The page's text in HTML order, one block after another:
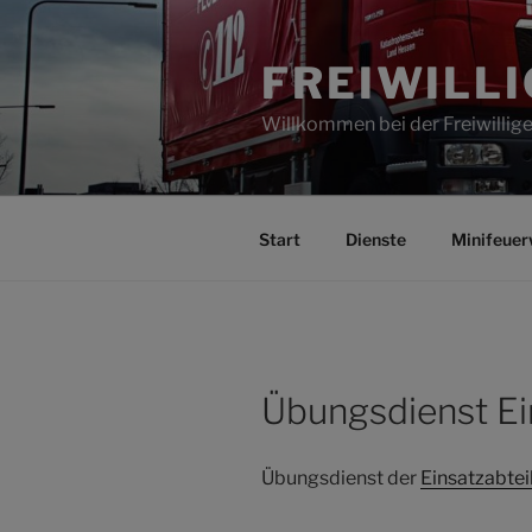
Zum
Inhalt
springen
Willkommen bei der
Start Dienste
Übungsdienst
Übungsdienst der